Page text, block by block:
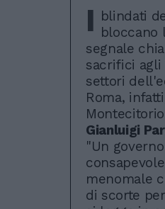
I blindati
bloccano
segnale
sacrifici
settori
Roma,
Gianluigi
"Un
menomale
di scorte